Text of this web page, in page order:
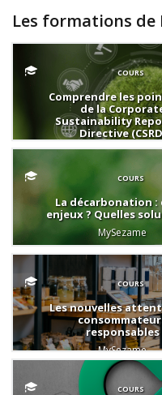
Les formations de
COURS
Comprendre les
de la
Sustainability
Directive
MySezame
COURS
La décarbonation :
enjeux ? Quelles
MySezame
COURS
Les nouvelles
responsables
MySezame
COURS